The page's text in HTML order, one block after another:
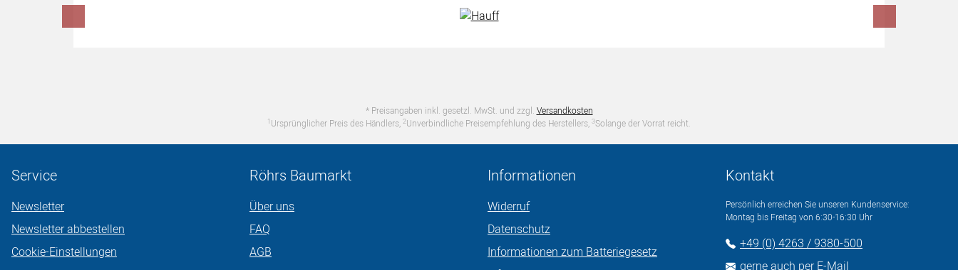
* Preisangaben inkl. gesetzl. MwSt. und zzgl. Versandkosten
1 Ursprünglicher Preis des Händlers, 2Unverbindliche Preisempfehlung des Herstellers, 3Solange der Vorrat reicht.
Service
Newsletter
Newsletter abbestellen
Cookie-Einstellungen
Röhrs Baumarkt
Über uns
FAQ
AGB
Informationen
Widerruf
Datenschutz
Informationen zum Batteriegesetz
Kontakt
Persönlich erreichen Sie unseren Kundenservice:
Montag bis Freitag von 6:30-16:30 Uhr
+49 (0) 4263 / 9380-500
gerne auch per E-Mail